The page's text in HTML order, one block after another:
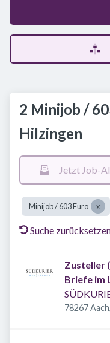
2 Minijob /
Hilzingen
Jetzt Job-
Minijob / 603 Euro
Suche
Zusteller
Briefe im
78267